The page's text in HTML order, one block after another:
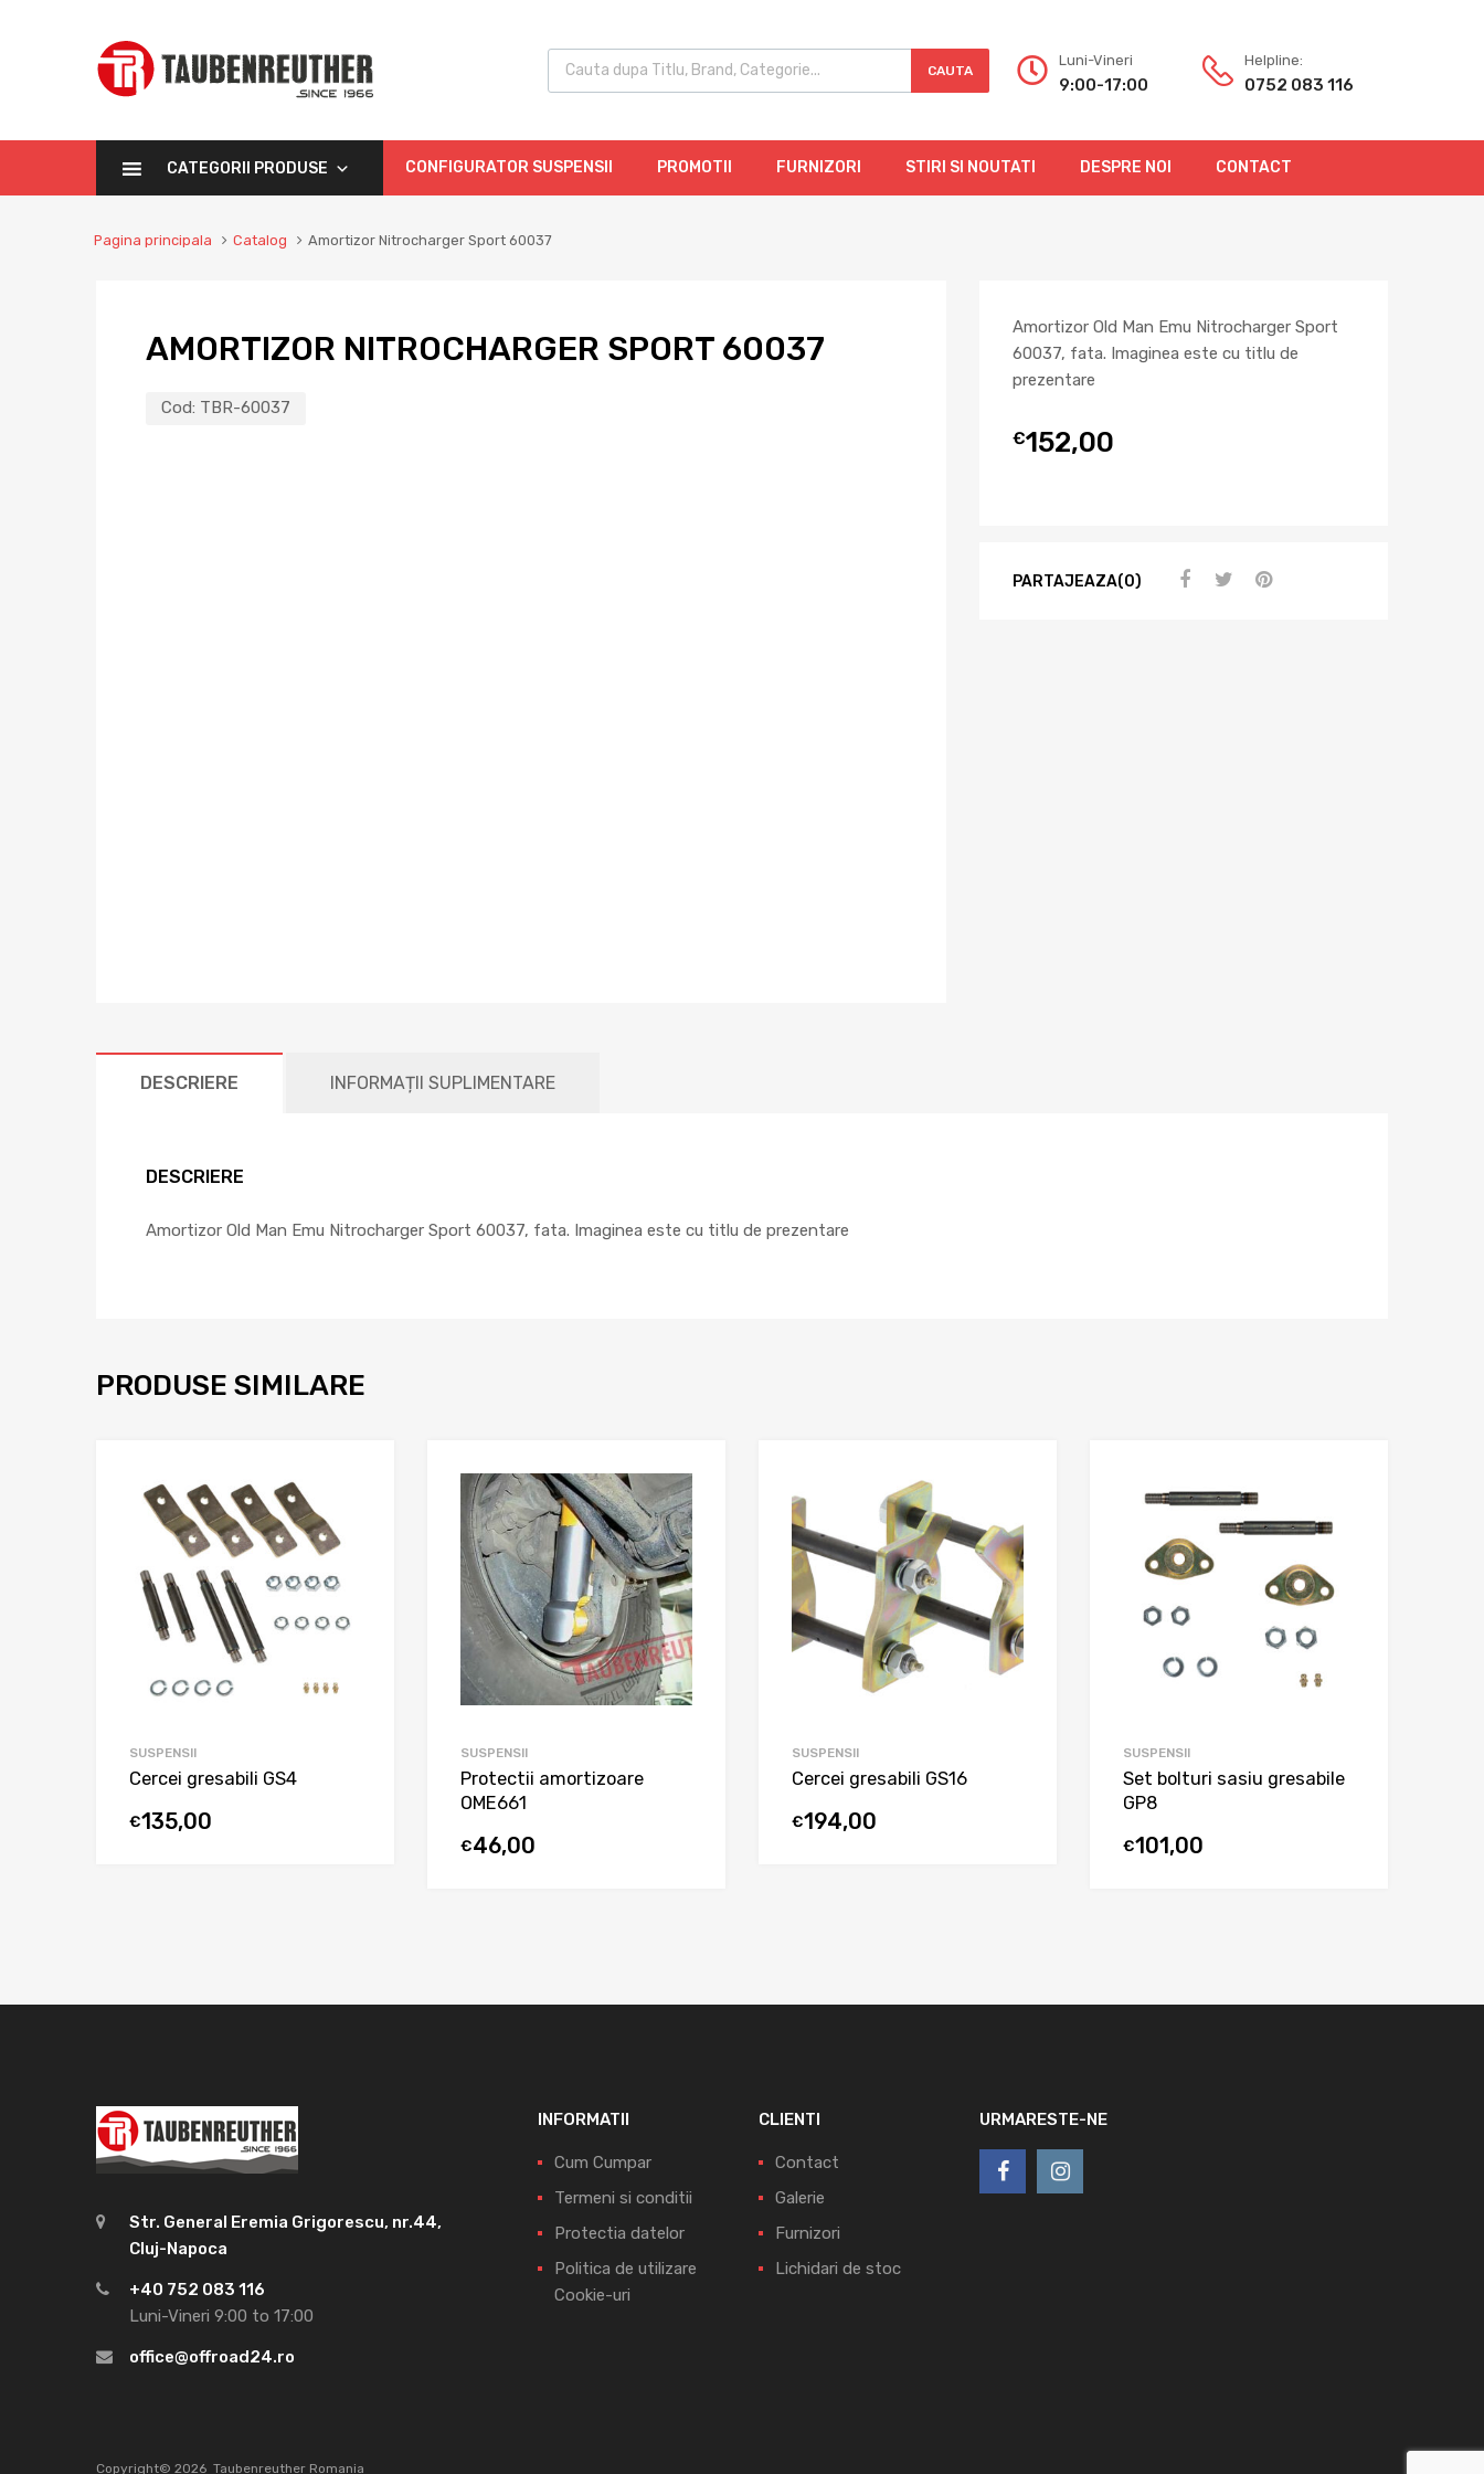
CAUTA
Luni-Vineri
9:00-17:00
Helpline:
0752 083 116
CATEGORII PRODUSE CONFIGURATOR SUSPENSII PROMOTII FURNIZORI STIRI SI NOUTATI DESPRE NOI CONTACT
Pagina principala Catalog Amortizor Nitrocharger Sport 60037
AMORTIZOR NITROCHARGER SPORT 60037
Cod: TBR-60037
Amortizor Old Man Emu Nitrocharger Sport
60037, fata. Imaginea este cu titlu de
prezentare
€152,00
PARTAJEAZA(0)
DESCRIERE INFORMAȚII SUPLIMENTARE
DESCRIERE
Amortizor Old Man Emu Nitrocharger Sport 60037, fata. Imaginea este cu titlu de prezentare
PRODUSE SIMILARE
SUSPENSII
Cercei gresabili GS4
€135,00
SUSPENSII
Protectii amortizoare
OME661
€46,00
SUSPENSII
Cercei gresabili GS16
€194,00
SUSPENSII
Set bolturi sasiu gresabile
GP8
€101,00
Str. General Eremia Grigorescu, nr.44,
Cluj-Napoca
+40 752 083 116
Luni-Vineri 9:00 to 17:00
office@offroad24.ro
INFORMATII
Cum Cumpar
Termeni si conditii
Protectia datelor
Politica de utilizare
Cookie-uri
CLIENTI
Contact
Galerie
Furnizori
Lichidari de stoc
URMARESTE-NE
Copyright© 2026 Taubenreuther Romania